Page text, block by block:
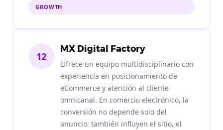
GROWTH
12
MX Digital Factory
Ofrece un equipo multidisciplinario con
experiencia en posicionamiento de
eCommerce y atención al cliente
omnicanal. En comercio electrónico, la
conversión no depende solo del
anuncio: también influyen el sitio, el